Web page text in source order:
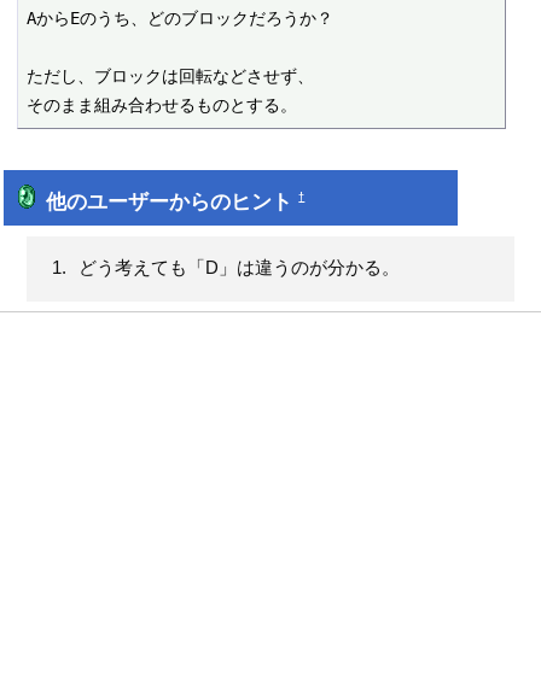
AからEのうち、どのブロックだろうか？
ただし、ブロックは回転などさせず、
そのまま組み合わせるものとする。
他のユーザーからのヒント†
どう考えても「D」は違うのが分かる。